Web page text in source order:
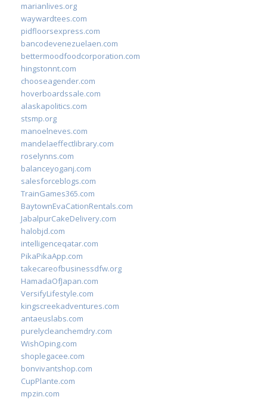
marianlives.org
waywardtees.com
pidfloorsexpress.com
bancodevenezuelaen.com
bettermoodfoodcorporation.com
hingstonnt.com
chooseagender.com
hoverboardssale.com
alaskapolitics.com
stsmp.org
manoelneves.com
mandelaeffectlibrary.com
roselynns.com
balanceyoganj.com
salesforceblogs.com
TrainGames365.com
BaytownEvaCationRentals.com
JabalpurCakeDelivery.com
halobjd.com
intelligenceqatar.com
PikaPikaApp.com
takecareofbusinessdfw.org
HamadaOfJapan.com
VersifyLifestyle.com
kingscreekadventures.com
antaeuslabs.com
purelycleanchemdry.com
WishOping.com
shoplegacee.com
bonvivantshop.com
CupPlante.com
mpzin.com